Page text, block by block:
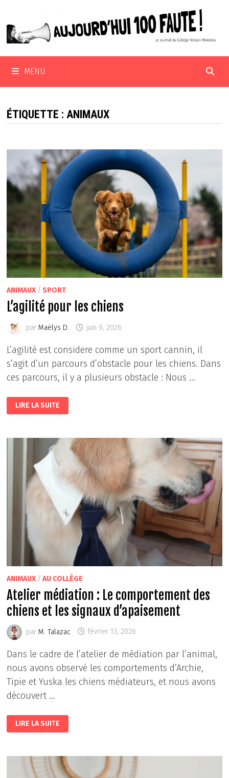
contenu
MENU
ÉTIQUETTE :ANIMAUX
ANIMAUX /SPORT
L’agilité pour les chiens
parMaëlys D. juin 9, 2026
L’agilité est considere comme un sport cannin, il
s’agit d’un parcours d’obstacle pour les chiens. Dans
ces parcours, il y a plusieurs obstacle : Nous …
L’AGILITÉ
POUR
LES
LIRE LA SUITE
ANIMAUX /AU COLLÈGE
Atelier médiation : Le comportement des
chiens et les signaux d’apaisement
parM. Talazac février 13, 2026
Dans le cadre de l’atelier de médiation par l’animal,
nous avons observé les comportements d’Archie,
Tipie et Yuska les chiens médiateurs, et nous avons
découvert …
ATELIER
MÉDIATION
:
DES
CHIENS
LIRE LA SUITE